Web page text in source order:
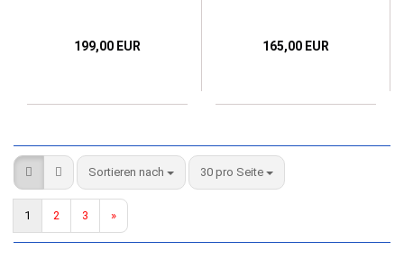
199,00 EUR 165,00 EUR
Sortieren nach
Sortieren nach 30 pro Seite
pro Seite
1 2 3 »